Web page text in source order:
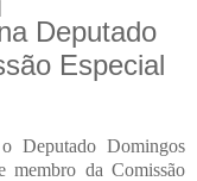
Deputado
Especial
Deputado Domingos
da Comissão